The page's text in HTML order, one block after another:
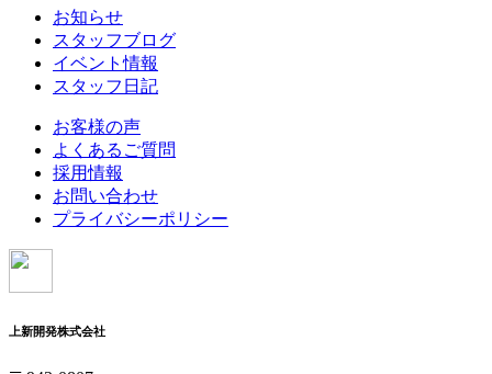
お知らせ
スタッフブログ
イベント情報
スタッフ日記
お客様の声
よくあるご質問
採用情報
お問い合わせ
プライバシーポリシー
上新開発株式会社